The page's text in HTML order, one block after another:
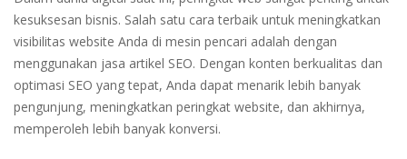
kesuksesan bisnis. Salah satu cara terbaik untuk meningkatkan
visibilitas website Anda di mesin pencari adalah dengan
menggunakan jasa artikel SEO. Dengan konten berkualitas dan
optimasi SEO yang tepat, Anda dapat menarik lebih banyak
pengunjung, meningkatkan peringkat website, dan akhirnya,
memperoleh lebih banyak konversi.